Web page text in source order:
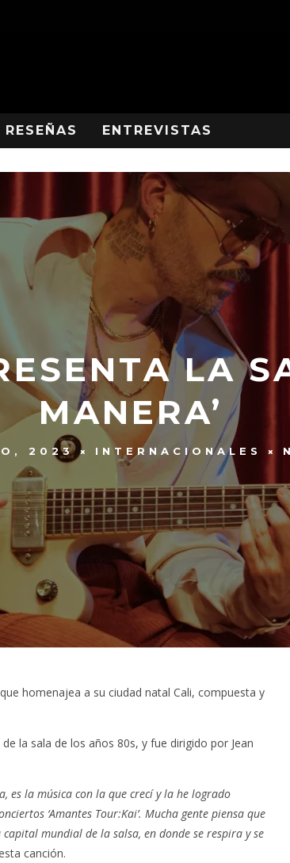
RESEÑAS ENTREVISTAS
LA
MANERA’
2023 INTERNACIONALES
homenajea a su ciudad natal Cali, compuesta y
la sala de los años 80s, y fue dirigido por Jean
es la música con la que crecí y la he logrado
‘Amantes Tour:Kai’. Mucha gente piensa que
mundial de la salsa, en donde se respira y se
canción.